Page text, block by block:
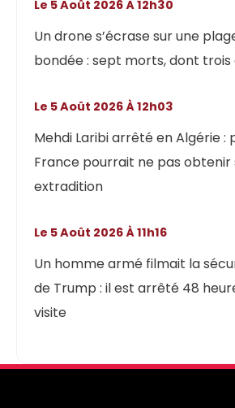
Un drone s’écrase sur une
bondée : sept morts, dont
Le 5 Août 2026 À 12h30
Mehdi Laribi arrêté en Algérie :
France pourrait ne pas obtenir
extradition
Le 5 Août 2026 À 12h03
Un homme armé filmait la
de Trump : il est arrêté 48
visite
Le 5 Août 2026 À 11h16